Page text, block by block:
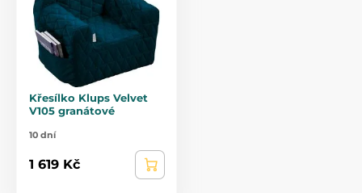
Křesílko Klups Velvet
V105 granátové
10 dní
1 619 Kč